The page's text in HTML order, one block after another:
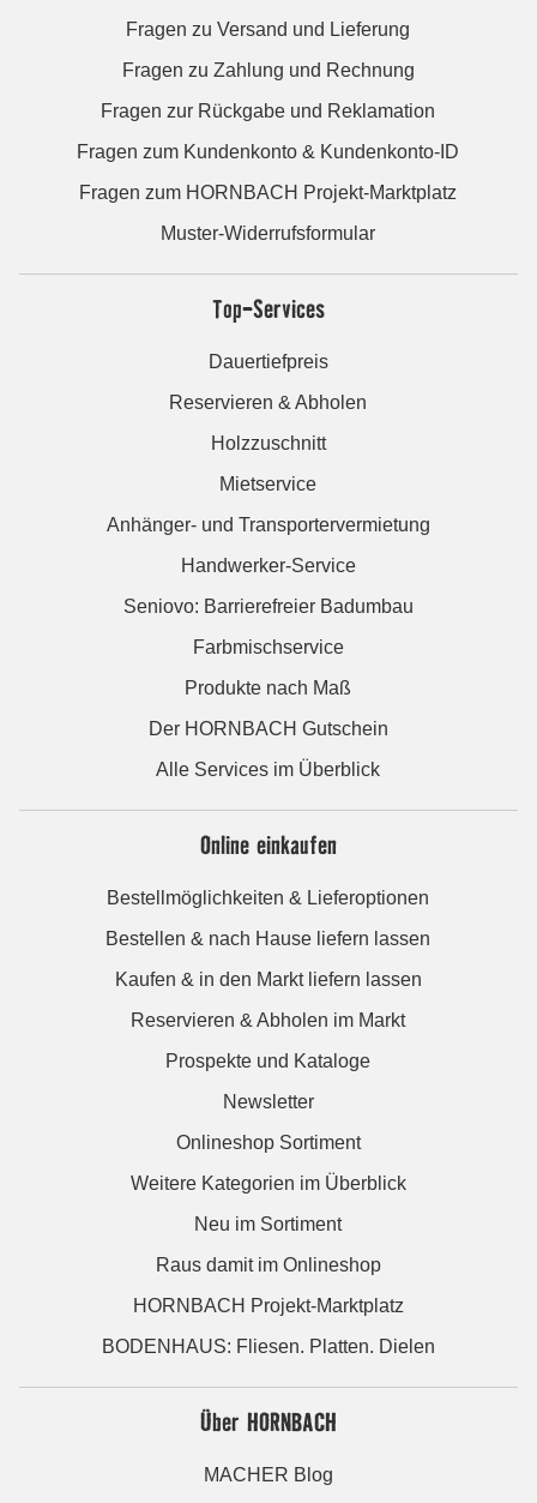
Fragen zu Versand und Lieferung
Fragen zu Zahlung und Rechnung
Fragen zur Rückgabe und Reklamation
Fragen zum Kundenkonto & Kundenkonto-ID
Fragen zum HORNBACH Projekt-Marktplatz
Muster-Widerrufsformular
Top-Services
Dauertiefpreis
Reservieren & Abholen
Holzzuschnitt
Mietservice
Anhänger- und Transportervermietung
Handwerker-Service
Seniovo: Barrierefreier Badumbau
Farbmischservice
Produkte nach Maß
Der HORNBACH Gutschein
Alle Services im Überblick
Online einkaufen
Bestellmöglichkeiten & Lieferoptionen
Bestellen & nach Hause liefern lassen
Kaufen & in den Markt liefern lassen
Reservieren & Abholen im Markt
Prospekte und Kataloge
Newsletter
Onlineshop Sortiment
Weitere Kategorien im Überblick
Neu im Sortiment
Raus damit im Onlineshop
HORNBACH Projekt-Marktplatz
BODENHAUS: Fliesen. Platten. Dielen
Über HORNBACH
MACHER Blog